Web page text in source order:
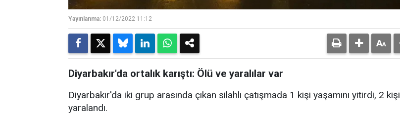
Yayınlanma: 01/12/2022 11:12
Diyarbakır'da ortalık karıştı: Ölü ve yaralılar var
Diyarbakır'da iki grup arasında çıkan silahlı çatışmada 1 kişi yaşamını yitirdi, 2 kişi
yaralandı.